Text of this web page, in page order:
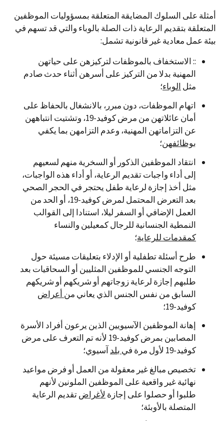
أمثلة على السلوك المضايقة المتعلقة بمسؤوليات الموظفين
المتعلقة بتقديم الرعاية ذات الصلة بالوباء والتي قد تسهم في
بيئة عمل معادية غير قانونية تشمل:
:: الاستخفاف بالموظفات لتركيزهن على حياتهن
المهنية بدلا من التركيز على أسرهن أثناء حدث صادم
مثل الوباء؛
اتهام الموظفات، دون مبرر، بالانشغال بالحفاظ على
أمان عائلاتهن من مرض كوفيد-19، وتشتيت انتباههن
عن التزاماتهن المهنية، وعدم التزامهن بما يكفي
بوظائفهن؛
انتقاد الموظفين الذكور أو السخرية منهم لسعيهم
إلى أداء واجبات تقديم الرعاية، أو أداء هذه الواجبات،
مثل أخذ إجازة لرعاية طفل يحتجر في الحجر الصحي
بعد التعرض المحتمل لمرض كوفيد-19، أو الحد من
العمل الإضافي أو السفر ليلا، استنادا إلى القوالب
النمطية الجنسانية للرجال كمعيلين والنساء
كمقدمات للرعاية؛
طرح أسئلة تطفلية أو الإدلاء بتعليقات مسيئة حول
التوجه الجنسي للموظفين المثليين أو السحاقيات بعد
طلبهم إجازة لرعاية زوجاتهم أو شريكهم أو شريكهم
السابق من نفس الجنس الذي يعاني من أعراض
كوفيد-19؛
إهانة الموظفين الآسيويين الذين يرعون أفراد الأسرة
المصابين بمرض كوفيد-19 لأنه تم التعرف على مرض
كوفيد-19 لأول مرة في
بلد آسيوي؛
تخصيص مبالغ غير معقولة من العمل أو فرض مواعيد
نهائية غير واقعية على الموظفين الملونين لأنهم
طلبوا أو حصلوا على إجازة لأغراضتقديم الرعاية
المتصلة بالأوبئة؛